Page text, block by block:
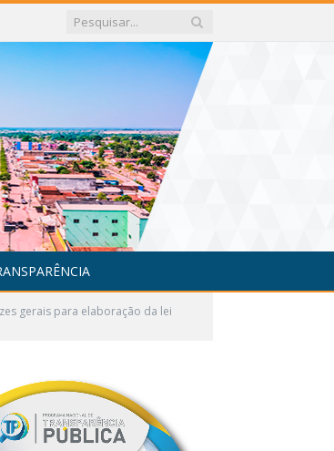
gerais para elaboração da lei